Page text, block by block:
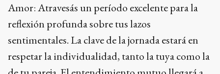
Amor: Atravesás un período excelente para la
reflexión profunda sobre tus lazos
sentimentales. La clave de la jornada estará en
respetar la individualidad, tanto la tuya como la